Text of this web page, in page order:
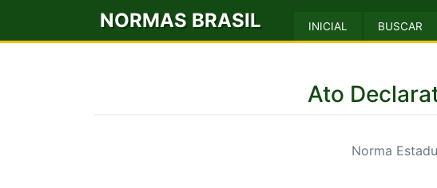
NORMAS BRASIL INICIAL BUSCAR
Ato
Norma